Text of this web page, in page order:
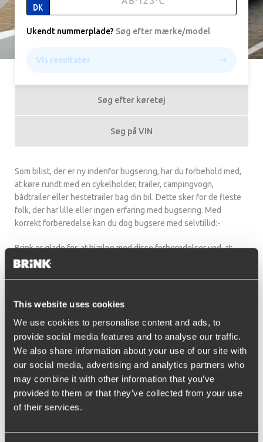
This website uses cookies
We use cookies to personalise content and ads, to
provide social media features and to analyse our traffic.
We also share information about your use of our site with
our social media, advertising and analytics partners who
may combine it with other information that you’ve
provided to them or that they’ve collected from your use
of their services.
DK
Ukendt nummerplade? Søg efter mærke/model
Vis resultater
Søg efter køretøj
Søg på VIN
Som bilist, der er ny indenfor bugsering, har du forbehold med,
at køre rundt med en cykelholder, trailer, campingvogn,
bådtrailer eller hestetrailer bag din bil. Dette sker for de fleste
folk, der har lille eller ingen erfaring med bugsering. Med
korrekt forberedelse kan du dog bugsere med selvtillid:-
Brink er glade for, at hjælpe med disse forberedelser ved, at
udvide din viden med nogle tips og tricks. Hvilke kontroller skal
næsevægt? Hvordan vil du sikre stabilitet under kørsel? Og